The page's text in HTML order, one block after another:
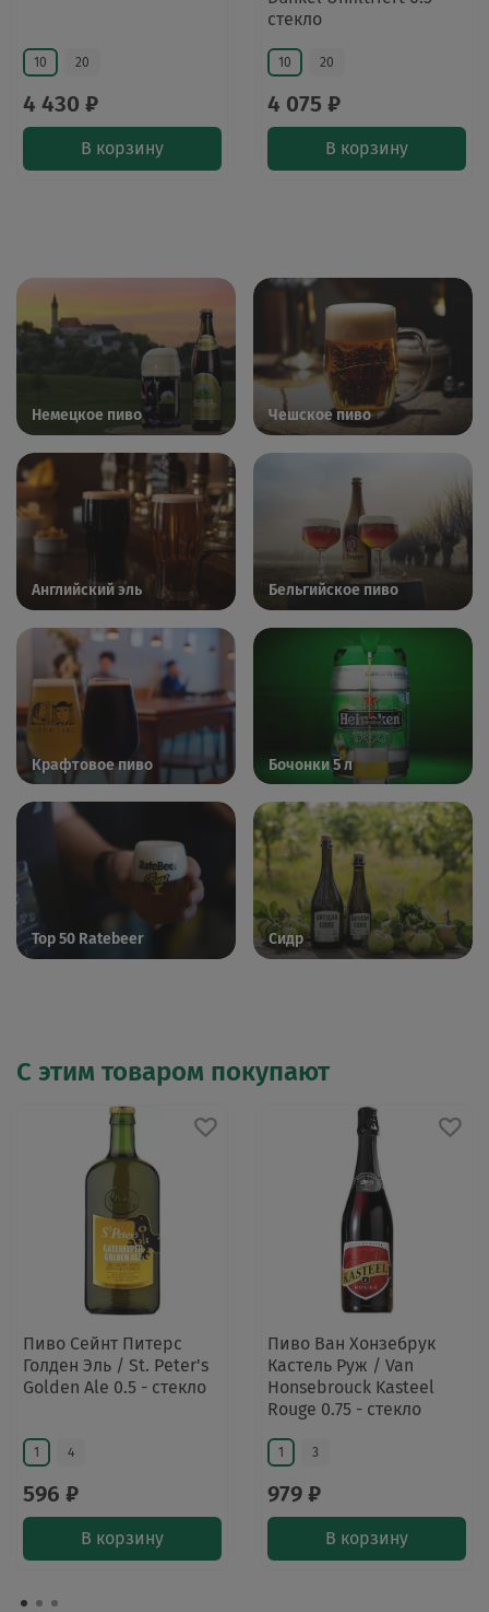
10 20
4 430 ₽
В корзину
стекло
10 20
4 075 ₽
В корзину
Немецкое пиво Чешское пиво
Английский эль Бельгийское пиво
Крафтовое пиво Бочонки 5 л
Top 50 Ratebeer Сидр
С этим товаром покупают
Пиво Сейнт Питерс
Голден Эль / St. Peter's
Golden Ale 0.5 - стекло
1 4
596 ₽
В корзину
Пиво Ван Хонзебрук
Кастель Руж / Van
Honsebrouck Kasteel
Rouge 0.75 - стекло
1 3
979 ₽
В корзину